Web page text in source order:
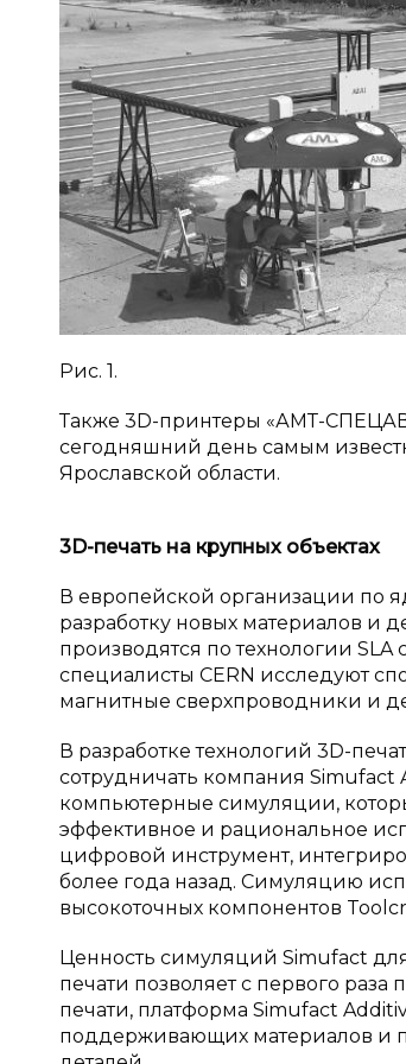
Рис. 1.
Также 3D-принтеры «АМТ-
сегодняшний день самым
Ярославской области.
3D-печать на крупных объектах
В европейской организации по
разработку новых материалов и
производятся по технологии
специалисты CERN исследуют
магнитные сверхпроводники и
В разработке технологий 3D-
сотрудничать компания Simufact
компьютерные симуляции,
эффективное и рациональное
цифровой инструмент,
более года назад. Симуляцию
высокоточных компонентов
Ценность симуляций Simufact
печати позволяет с первого
печати, платформа Simufact
поддерживающих материалов и